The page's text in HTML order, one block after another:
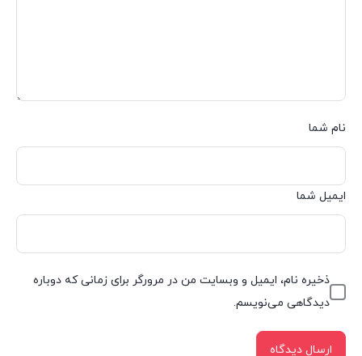
نام شما
ایمیل شما
ذخیره نام، ایمیل و وبسایت من در مرورگر برای زمانی که دوباره
دیدگاهی می‌نویسم.